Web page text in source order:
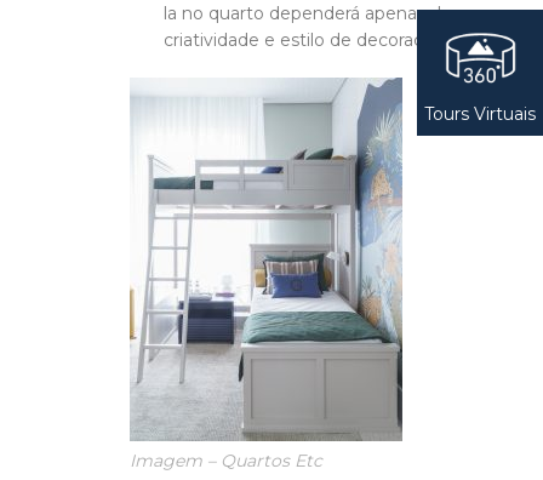
la no quarto dependerá apenas da sua
criatividade e estilo de decoração.
Imagem – Quartos Etc
Tours Virtuais